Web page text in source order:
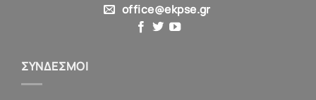
office@ekpse.gr
ΣΥΝΔΕΣΜΟΙ